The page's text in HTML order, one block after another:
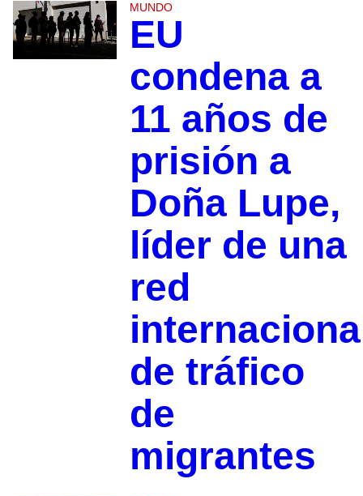
MUNDO
EU
condena a
11 años de
prisión a
Doña Lupe,
líder de una
red
de tráfico
de
migrantes